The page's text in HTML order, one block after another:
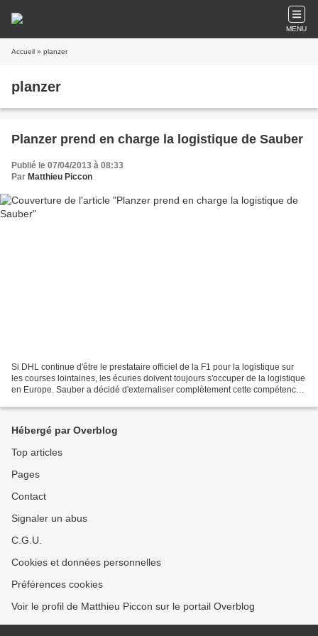
MENU
Accueil » planzer
planzer
Planzer prend en charge la logistique de Sauber
Publié le 07/04/2013 à 08:33
Par Matthieu Piccon
Si DHL continue d'être le prestataire officiel de la F1 pour la logistique sur
les courses lointaines, les écuries doivent toujours s'occuper de la logistique
en Europe. Sauber a décidé d'externaliser complètement cette compétence
Hébergé par Overblog
Top articles
Pages
Contact
Signaler un abus
C.G.U.
Cookies et données personnelles
Préférences cookies
Voir le profil de Matthieu Piccon sur le portail Overblog